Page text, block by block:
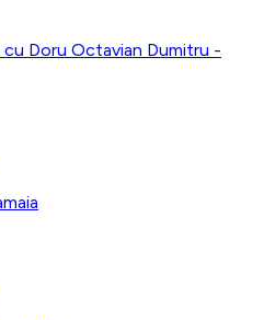
Doru Octavian Dumitru -